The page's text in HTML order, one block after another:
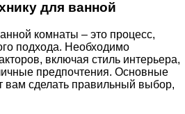
для ванной
комнаты – это процесс,
подхода. Необходимо
включая стиль интерьера,
предпочтения. Основные
вам сделать правильный выбор,